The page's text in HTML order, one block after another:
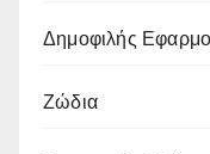
Δημοφιλής
Ζώδια